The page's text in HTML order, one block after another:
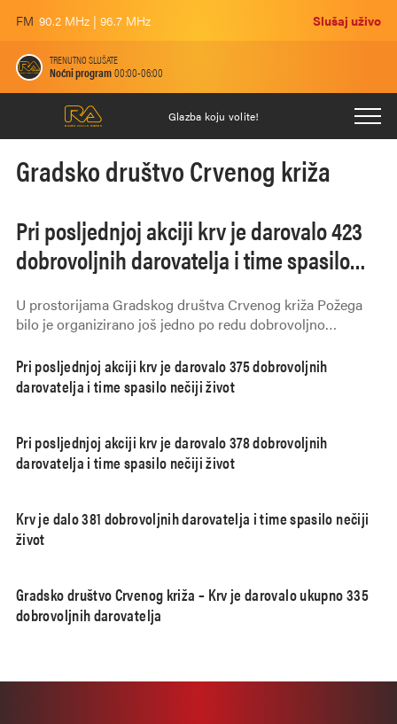
FM 90.2 MHz | 96.7 MHz Slušaj uživo
TRENUTNO SLUŠATE
Noćni program00:00-06:00
Glazba koju volite!
Gradsko društvo Crvenog križa
Pri posljednjoj akciji krv je darovalo 423
dobrovoljnih darovatelja i time spasilo
U prostorijama Gradskog društva Crvenog križa Požega
bilo je organizirano još jedno po redu dobrovoljno
Pri posljednjoj akciji krv je darovalo 375 dobrovoljnih
darovatelja i time spasilo nečiji život
Pri posljednjoj akciji krv je darovalo 378 dobrovoljnih
darovatelja i time spasilo nečiji život
Krv je dalo 381 dobrovoljnih darovatelja i time spasilo nečiji
život
Gradsko društvo Crvenog križa – Krv je darovalo ukupno 335
dobrovoljnih darovatelja